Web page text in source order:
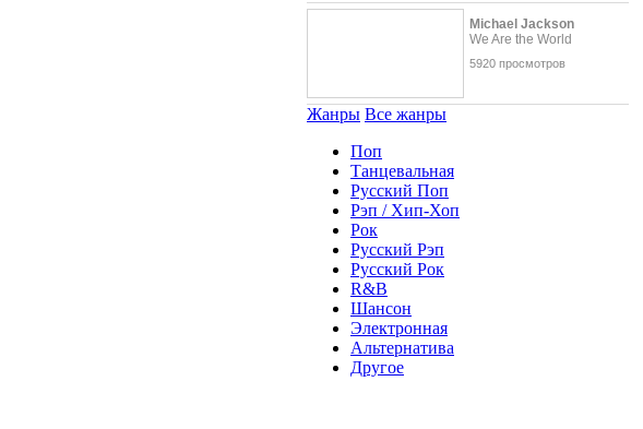
Michael Jackson
We Are the World
5920 просмотров
Жанры Все жанры
Поп
Танцевальная
Русский Поп
Рэп / Хип-Хоп
Рок
Русский Рэп
Русский Рок
R&B
Шансон
Электронная
Альтернатива
Другое